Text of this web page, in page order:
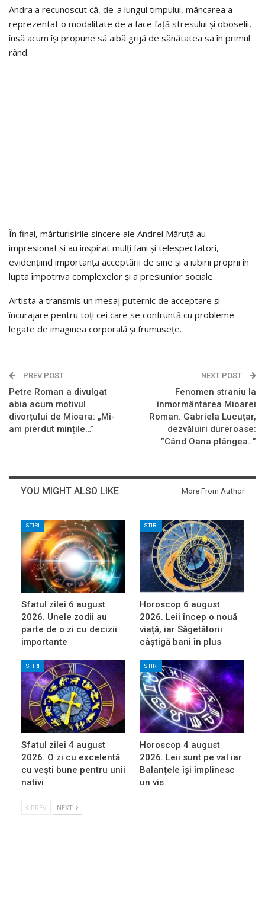
Andra a recunoscut că, de-a lungul timpului, mâncarea a
reprezentat o modalitate de a face față stresului și oboselii,
însă acum își propune să aibă grijă de sănătatea sa în primul
rând.
În final, mărturisirile sincere ale Andrei Măruță au
impresionat și au inspirat mulți fani și telespectatori,
evidențiind importanța acceptării de sine și a iubirii proprii în
lupta împotriva complexelor și a presiunilor sociale.
Artista a transmis un mesaj puternic de acceptare și
încurajare pentru toți cei care se confruntă cu probleme
legate de imaginea corporală și frumusețe.
PREV POST
Petre Roman a divulgat
abia acum motivul
divorțului de Mioara: „Mi-
am pierdut mințile…”
NEXT POST
Fenomen straniu la
înmormântarea Mioarei
Roman. Gabriela Lucuțar,
dezvăluiri dureroase:
”Când Oana plângea…”
YOU MIGHT ALSO LIKE More From Author
STIRI
Sfatul zilei 6 august
2026. Unele zodii au
parte de o zi cu decizii
importante
STIRI
Horoscop 6 august
2026. Leii încep o nouă
viață, iar Săgetătorii
câștigă bani în plus
STIRI
Sfatul zilei 4 august
2026. O zi cu excelentă
cu vești bune pentru unii
nativi
STIRI
Horoscop 4 august
2026. Leii sunt pe val iar
Balanțele își împlinesc
un vis
PREV NEXT